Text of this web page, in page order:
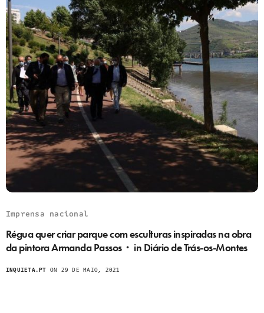
Imprensa nacional
Régua quer criar parque com esculturas inspiradas na obra
da pintora Armanda Passos・ in Diário de Trás-os-Montes
INQUIETA.PT ON 29 DE MAIO, 2021